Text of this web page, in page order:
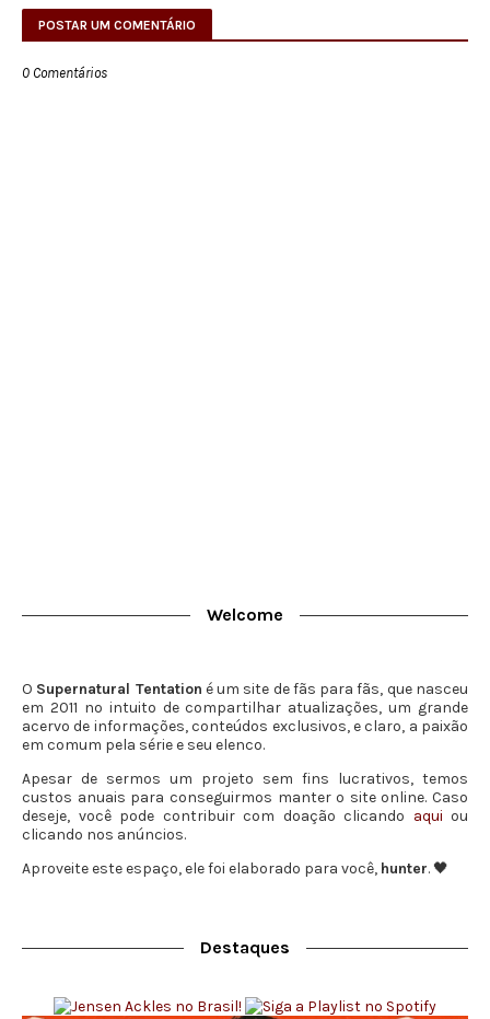
POSTAR UM COMENTÁRIO
0 Comentários
Welcome
O Supernatural Tentation é um site de fãs para fãs, que nasceu
em 2011 no intuito de compartilhar atualizações, um grande
acervo de informações, conteúdos exclusivos, e claro, a paixão
em comum pela série e seu elenco.
Apesar de sermos um projeto sem fins lucrativos, temos
custos anuais para conseguirmos manter o site online. Caso
deseje, você pode contribuir com doação clicando aqui ou
clicando nos anúncios.
Aproveite este espaço, ele foi elaborado para você, hunter. 🖤
Destaques